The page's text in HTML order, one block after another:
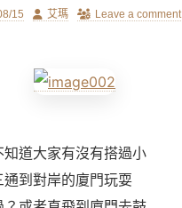
15 Author
艾瑪 Leave a comment
知道大家有沒有搭過小
通到對岸的廈門玩耍